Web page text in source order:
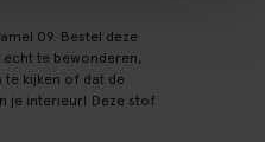
09. Bestel deze
te bewonderen,
te kijken of dat de
je interieur! Deze stof